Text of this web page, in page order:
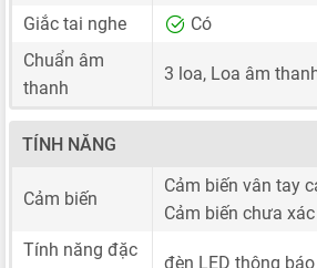
Giắc tai nghe
Có
Chuẩn âm
thanh
3 loa, Loa âm
TÍNH NĂNG
Cảm biến
Cảm biến vân tay
Cảm biến chưa
Tính năng đặc
đèn LED thông